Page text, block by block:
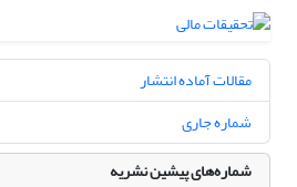
مقالات آماده انتشار
شماره جاری
شماره‌های پیشین نشریه